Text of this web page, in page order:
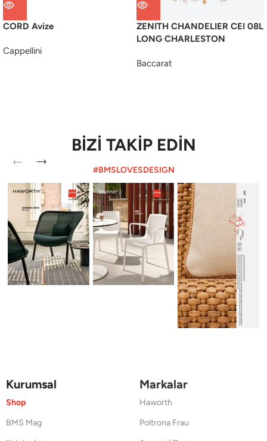
CORD Avize
Cappellini
ZENITH CHANDELIER CEI 08L
LONG CHARLESTON
Baccarat
BİZİ TAKİP EDİN
#BMSLOVESDESIGN
Kurumsal
Shop
BMS Mag
Markalar
Haworth
Poltrona Frau